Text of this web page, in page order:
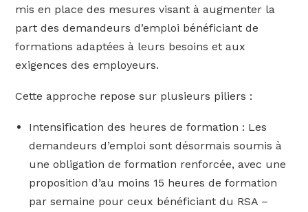
mis en place des mesures visant à augmenter la
part des demandeurs d’emploi bénéficiant de
formations adaptées à leurs besoins et aux
exigences des employeurs.
Cette approche repose sur plusieurs piliers :
Intensification des heures de formation : Les
demandeurs d’emploi sont désormais soumis à
une obligation de formation renforcée, avec une
proposition d’au moins 15 heures de formation
par semaine pour ceux bénéficiant du RSA –